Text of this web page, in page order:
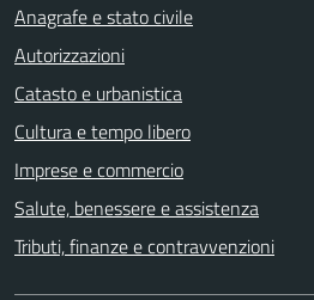
Anagrafe e stato civile
Autorizzazioni
Catasto e urbanistica
Cultura e tempo libero
Imprese e commercio
Salute, benessere e assistenza
Tributi, finanze e contravvenzioni